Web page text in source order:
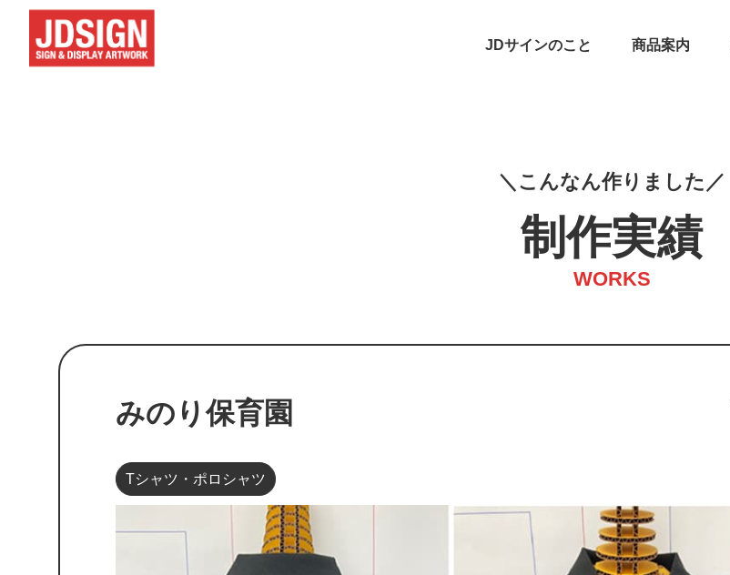
JDサインのこと 商品案内
こ んなん作り ま した
制作実績
WORKS
みのり保育園
Tシャツ・ポロシャツ